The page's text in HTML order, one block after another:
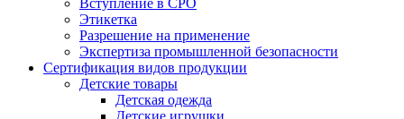
Вступление в СРО
Этикетка
Разрешение на применение
Экспертиза промышленной безопасности
Сертификация видов продукции
Детские товары
Детская одежда